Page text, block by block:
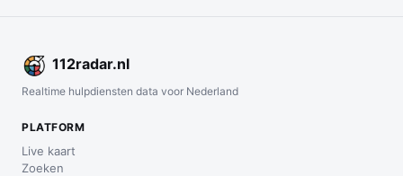
112radar.nl
Realtime hulpdiensten data voor Nederland
PLATFORM
Live kaart
Zoeken